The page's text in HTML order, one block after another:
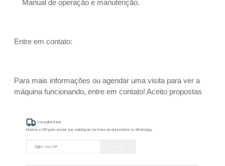
Manual de operação e manutenção.
Entre em contato:
Para mais informações ou agendar uma visita para ver a
máquina funcionando, entre em contato! Aceito propostas
Consultar frete
Informe o CEP para enviar sua solicitação de frete ao anunciante no WhatsApp.